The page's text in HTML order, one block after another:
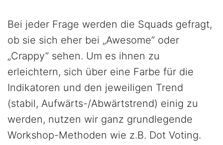
Bei jeder Frage werden die Squads gefragt,
ob sie sich eher bei „Awesome” oder
„Crappy” sehen. Um es ihnen zu
erleichtern, sich über eine Farbe für die
Indikatoren und den jeweiligen Trend
(stabil, Aufwärts-/Abwärtstrend) einig zu
werden, nutzen wir ganz grundlegende
Workshop-Methoden wie z.B. Dot Voting.